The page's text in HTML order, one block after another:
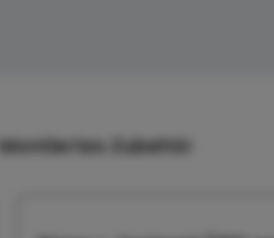
Montiertes Zubehör